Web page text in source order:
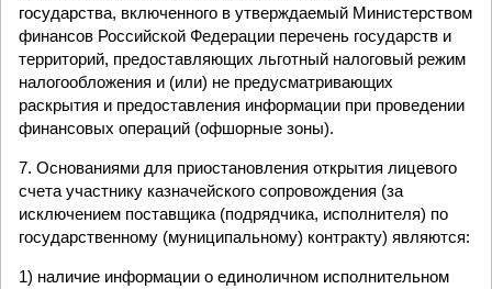
государства, включенного в утверждаемый Министерством
финансов Российской Федерации перечень государств и
территорий, предоставляющих льготный налоговый режим
налогообложения и (или) не предусматривающих
раскрытия и предоставления информации при проведении
финансовых операций (офшорные зоны).
7. Основаниями для приостановления открытия лицевого
счета участнику казначейского сопровождения (за
исключением поставщика (подрядчика, исполнителя) по
государственному (муниципальному) контракту) являются:
1) наличие информации о единоличном исполнительном